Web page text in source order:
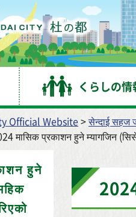
仙台市
くらしの情
Official Website>सेन्दाई सहज
मासिक प्रकाशन हुने म्यागजिन
हुने